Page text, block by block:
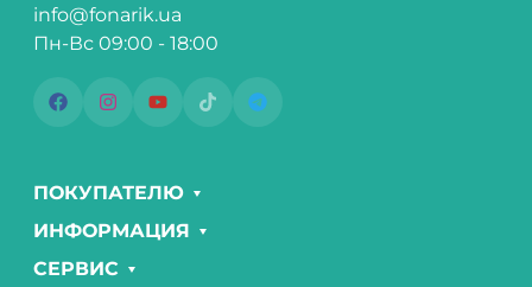
info@fonarik.ua
Пн-Вс 09:00 - 18:00
ПОКУПАТЕЛЮ
ИНФОРМАЦИЯ
СЕРВИС